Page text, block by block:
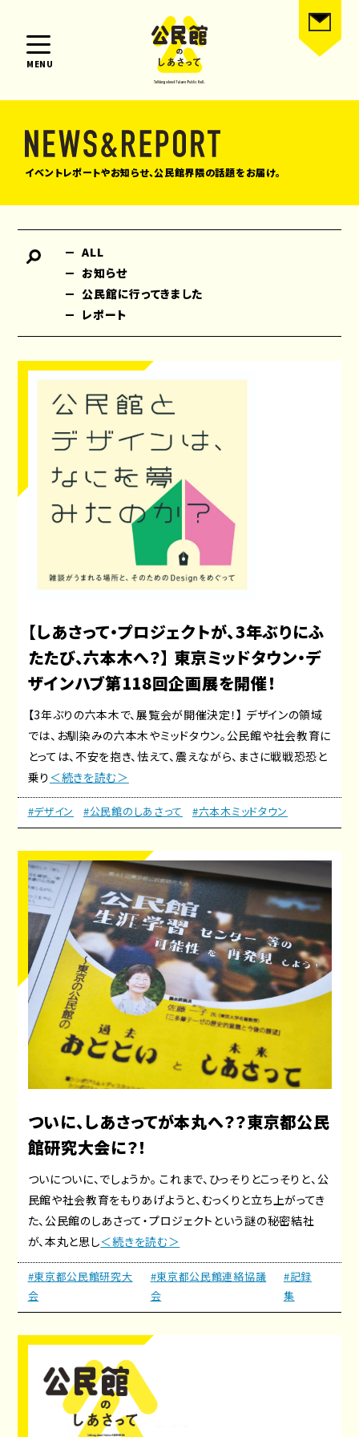
MENU
イベントレポートやお知らせ、公民館界隈の話題をお届け。
ALL
お知らせ
公民館に行ってきました
レポート
【しあさって・プロジェクトが、3年ぶりにふ
たたび、六本木へ？】 東京ミッドタウン・デ
ザインハブ第118回企画展を開催！
【3年ぶりの六本木で、展覧会が開催決定！】 デザインの領域
では、お馴染みの六本木やミッドタウン。公民館や社会教育に
とっては、不安を抱き、怯えて、震えながら、まさに戦戦恐恐と
乗り ＜続きを読む＞
#デザイン #公民館のしあさって #六本木ミッドタウン
ついに、しあさってが本丸へ？？東京都公民
館研究大会に？！
ついについに、でしょうか。 これまで、ひっそりとこっそりと、公
民館や社会教育をもりあげようと、むっくりと立ち上がってき
た、公民館のしあさって・プロジェクトという謎の秘密結社
が、本丸と思し＜続きを読む＞
#東京都公民館研究大
会
#東京都公民館連絡協議
会
#記録
集